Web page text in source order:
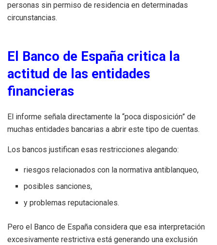
personas sin permiso de residencia en determinadas
circunstancias.
El Banco de España critica la
actitud de las entidades
financieras
El informe señala directamente la “poca disposición” de
muchas entidades bancarias a abrir este tipo de cuentas.
Los bancos justifican esas restricciones alegando:
riesgos relacionados con la normativa antiblanqueo,
posibles sanciones,
y problemas reputacionales.
Pero el Banco de España considera que esa interpretación
excesivamente restrictiva está generando una exclusión